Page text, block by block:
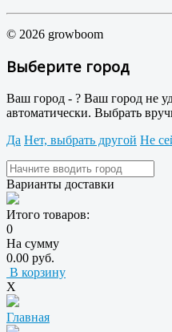
© 2026 growboom
Выберите город
Ваш город - ? Ваш город не
автоматически. Выбрать
Да Нет, выбрать другой Не
Варианты доставки
Итого товаров:
0
На сумму
0.00 руб.
В корзину
X
Главная